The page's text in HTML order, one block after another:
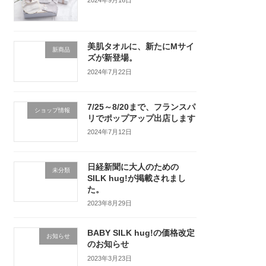
新商品
美肌タオルに、新たにMサイ
ズが新登場。
2024年7月22日
ショップ情報
7/25～8/20まで、フランスパ
リでポップアップ出店します
2024年7月12日
未分類
日経新聞に大人のための
SILK hug!が掲載されまし
た。
2023年8月29日
お知らせ
BABY SILK hug!の価格改定
のお知らせ
2023年3月23日